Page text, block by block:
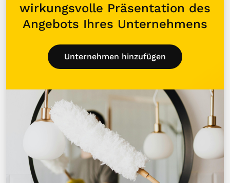
wirkungsvolle Präsentation des
Angebots Ihres Unternehmens
Unternehmen hinzufügen